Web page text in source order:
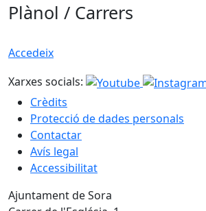
Plànol / Carrers
Accedeix
Xarxes socials:
Crèdits
Protecció de dades personals
Contactar
Avís legal
Accessibilitat
Ajuntament de Sora